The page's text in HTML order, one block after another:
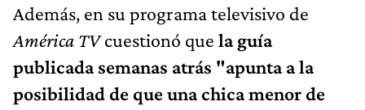
Además, en su programa televisivo de
América TVcuestionó que la guía
publicada semanas atrás "apunta a la
posibilidad de que una chica menor de